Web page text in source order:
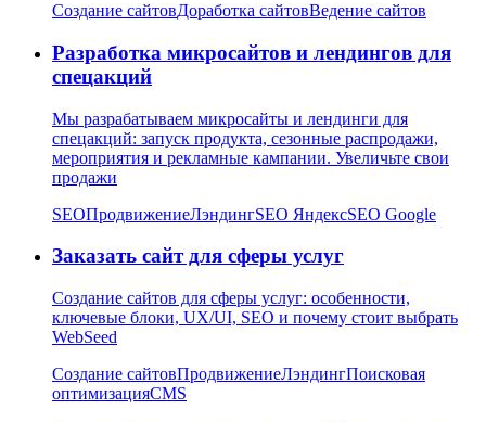
Создание сайтовДоработка сайтовВедение сайтов
Разработка микросайтов и лендингов для
спецакций
Мы разрабатываем микросайты и лендинги для
спецакций: запуск продукта, сезонные распродажи,
мероприятия и рекламные кампании. Увеличьте свои
продажи
SEOПродвижениеЛэндингSEO ЯндексSEO Google
Заказать сайт для сферы услуг
Создание сайтов для сферы услуг: особенности,
ключевые блоки, UX/UI, SEO и почему стоит выбрать
WebSeed
Создание сайтовПродвижениеЛэндингПоисковая
оптимизацияCMS